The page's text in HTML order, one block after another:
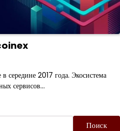
середине 2017 года. Экосистема
сервисов…
Поиск